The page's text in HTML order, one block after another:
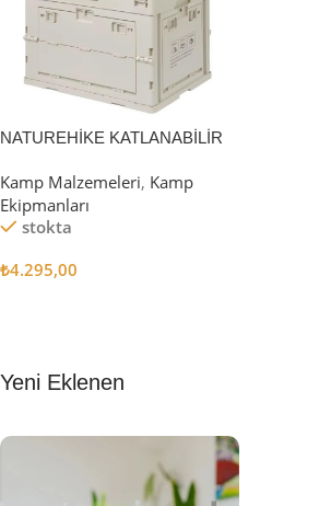
NATUREHİKE KATLANABİLİR
Kamp Malzemeleri, Kamp
Ekipmanları
stokta
₺4.295,00
Yeni Eklenen